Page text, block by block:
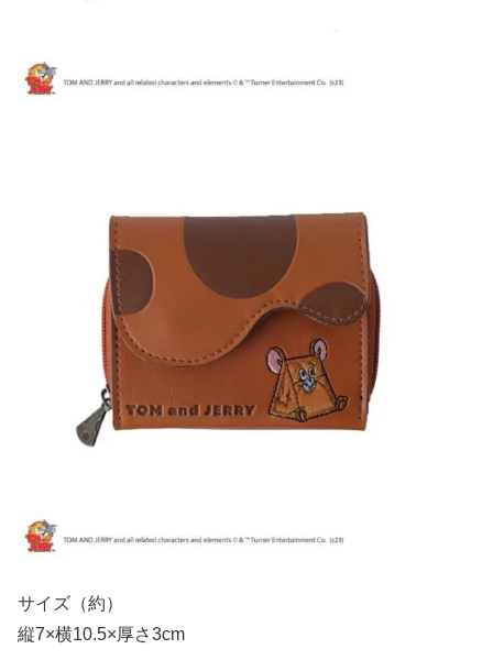
サイズ（約）
縦7×横10.5×厚さ3cm